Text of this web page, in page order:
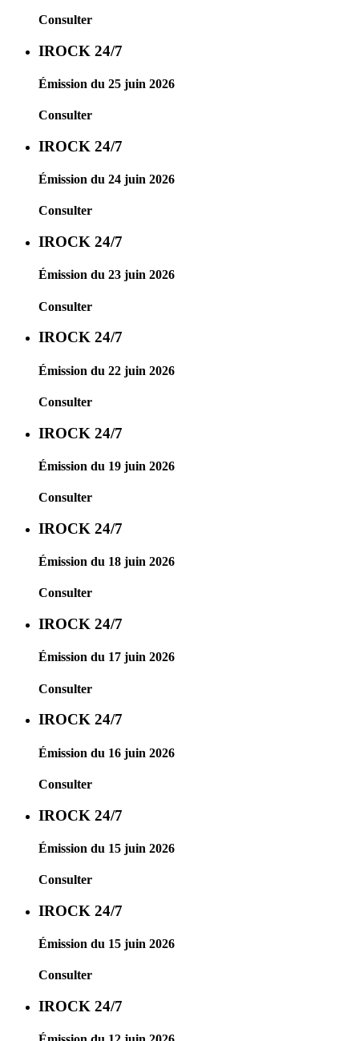
Consulter
IROCK 24/7
Émission du 25 juin 2026
Consulter
IROCK 24/7
Émission du 24 juin 2026
Consulter
IROCK 24/7
Émission du 23 juin 2026
Consulter
IROCK 24/7
Émission du 22 juin 2026
Consulter
IROCK 24/7
Émission du 19 juin 2026
Consulter
IROCK 24/7
Émission du 18 juin 2026
Consulter
IROCK 24/7
Émission du 17 juin 2026
Consulter
IROCK 24/7
Émission du 16 juin 2026
Consulter
IROCK 24/7
Émission du 15 juin 2026
Consulter
IROCK 24/7
Émission du 15 juin 2026
Consulter
IROCK 24/7